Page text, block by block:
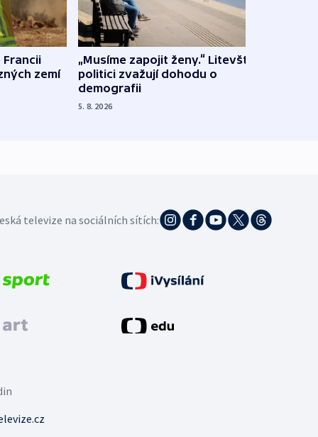
Francii
zemí
„Musíme zapojit ženy.“ Litevští
politici zvažují dohodu o
demografii
5. 8. 2026
televize na sociálních sítích: